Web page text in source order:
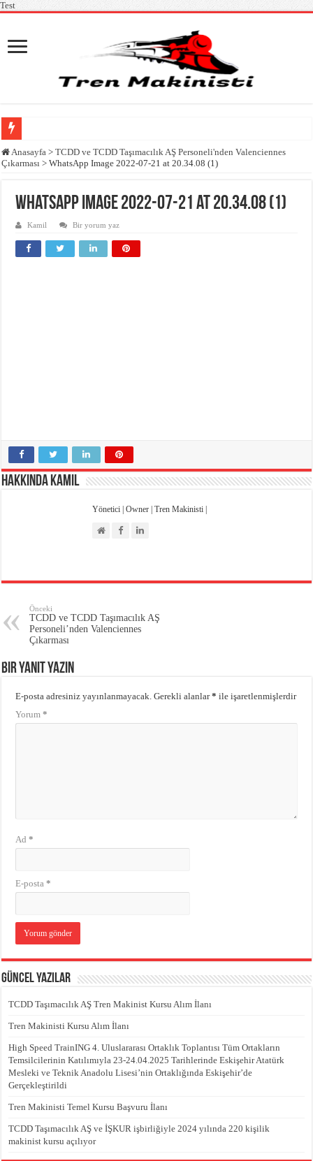
Test
TCDD Taşımacılık AŞ Tren Makinist Kursu Alım İlanı
High Speed TrainING 4. Uluslararası Ortaklık Toplantısı Tüm Ortakların
TCDD Taşımacılık AŞ ve İŞKUR işbirliğiyle 2024 yılında 220 kişilik makinist
Anasayfa > TCDD ve TCDD Taşımacılık AŞ Personeli'nden Valenciennes
Çıkarması > WhatsApp Image 2022-07-21 at 20.34.08 (1)
WhatsApp Image 2022-07-21 at 20.34.08 (1)
Kamil Bir yorum yaz
Hakkında Kamil
Yönetici | Owner | Tren Makinisti |
Önceki
TCDD ve TCDD Taşımacılık AŞ
Personeli’nden Valenciennes
Çıkarması
Bir yanıt yazın
E-posta adresiniz yayınlanmayacak. Gerekli alanlar* ile işaretlenmişlerdir
Yorum*
Ad*
E-posta*
Güncel Yazılar
TCDD Taşımacılık AŞ Tren Makinist Kursu Alım İlanı
Tren Makinisti Kursu Alım İlanı
High Speed TrainING 4. Uluslararası Ortaklık Toplantısı Tüm Ortakların
Temsilcilerinin Katılımıyla 23-24.04.2025 Tarihlerinde Eskişehir Atatürk
Mesleki ve Teknik Anadolu Lisesi’nin Ortaklığında Eskişehir’de
Gerçekleştirildi
Tren Makinisti Temel Kursu Başvuru İlanı
TCDD Taşımacılık AŞ ve İŞKUR işbirliğiyle 2024 yılında 220 kişilik
makinist kursu açılıyor